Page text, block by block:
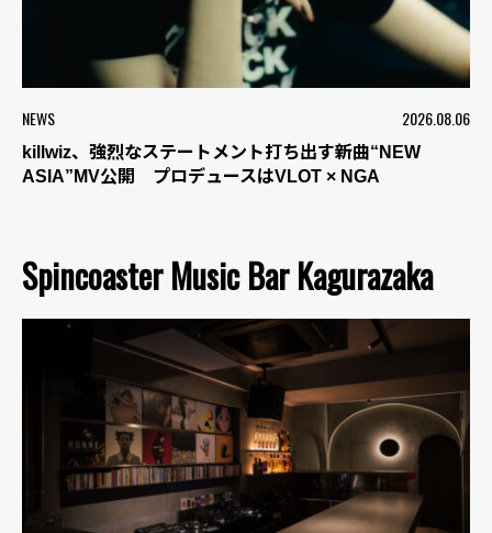
NEWS 2026.08.06
killwiz、強烈なステートメント打ち出す新曲“NEW
ASIA”MV公開 プロデュースはVLOT × NGA
Spincoaster Music Bar Kagurazaka